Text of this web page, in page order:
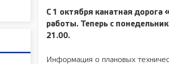
С 1 октября канатная
работы. Теперь с
21.00.
Информация о плановых